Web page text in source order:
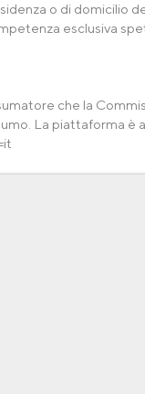
o di domicilio
esclusiva
che la
La piattaforma è